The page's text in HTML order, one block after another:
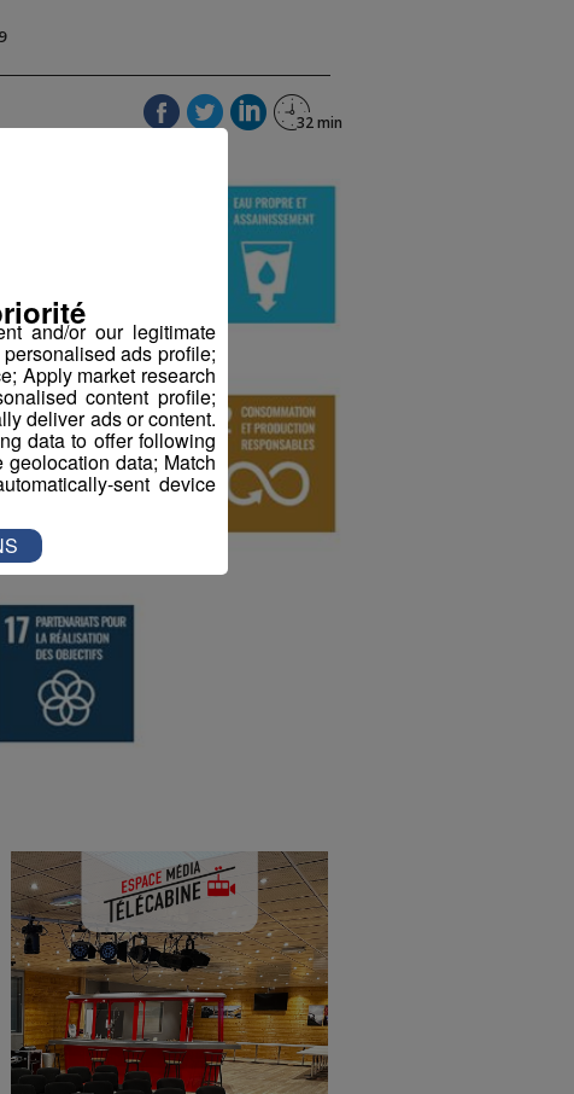
and/or our legitimate
ads profile;
Apply market research
content profile;
deliver ads or content.
data to offer following
data; Match
sent device